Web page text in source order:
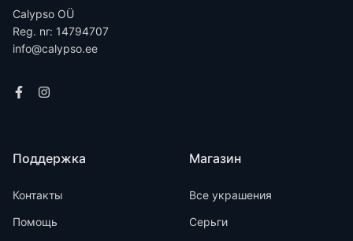
Calypso OÜ
Reg. nr: 14794707
info@calypso.ee
Поддержка
Контакты
Помощь
Магазин
Все украшения
Серьги